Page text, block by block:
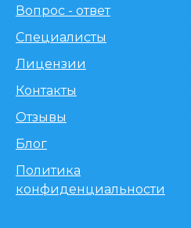
Вопрос - ответ
Специалисты
Лицензии
Контакты
Отзывы
Блог
Политика
конфиденциальности